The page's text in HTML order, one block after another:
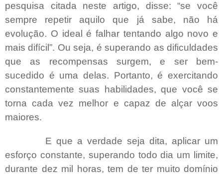
pesquisa citada neste artigo, disse: “se você
sempre repetir aquilo que já sabe, não há
evolução. O ideal é falhar tentando algo novo e
mais difícil”. Ou seja, é superando as dificuldades
que as recompensas surgem, e ser bem-
sucedido é uma delas. Portanto, é exercitando
constantemente suas habilidades, que você se
torna cada vez melhor e capaz de alçar voos
maiores.
E que a verdade seja dita, aplicar um
esforço constante, superando todo dia um limite,
durante dez mil horas, tem de ter muito domínio